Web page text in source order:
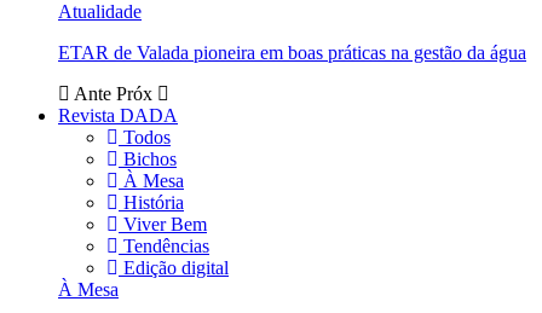
Atualidade
ETAR de Valada pioneira em boas práticas na gestão da água
Ante Próx
Revista DADA
Todos
Bichos
À Mesa
História
Viver Bem
Tendências
Edição digital
À Mesa